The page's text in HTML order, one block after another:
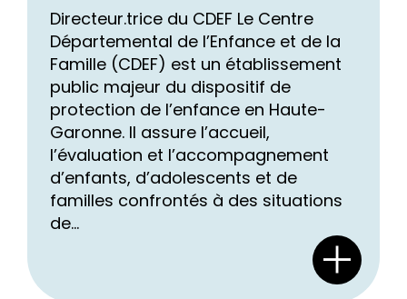
Directeur.trice du CDEF Le Centre
Départemental de l’Enfance et de la
Famille (CDEF) est un établissement
public majeur du dispositif de
protection de l’enfance en Haute-
Garonne. Il assure l’accueil,
l’évaluation et l’accompagnement
d’enfants, d’adolescents et de
familles confrontés à des situations
de...